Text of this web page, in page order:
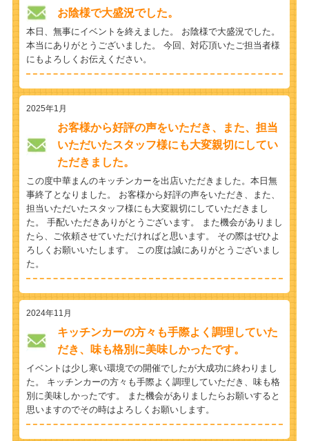
お陰様で大盛況でした。
本日、無事にイベントを終えました。 お陰様で大盛況でした。
本当にありがとうございました。 今回、対応頂いたご担当者様
にもよろしくお伝えください。
2025年1月
お客様から好評の声をいただき、また、担当
いただいたスタッフ様にも大変親切にしてい
ただきました。
この度中華まんのキッチンカーを出店いただきました。本日無
事終了となりました。 お客様から好評の声をいただき、また、
担当いただいたスタッフ様にも大変親切にしていただきまし
た。 手配いただきありがとうございます。 また機会がありまし
たら、ご依頼させていただければと思います。 その際はぜひよ
ろしくお願いいたします。 この度は誠にありがとうございまし
た。
2024年11月
キッチンカーの方々も手際よく調理していた
だき、味も格別に美味しかったです。
イベントは少し寒い環境での開催でしたが大成功に終わりまし
た。 キッチンカーの方々も手際よく調理していただき、味も格
別に美味しかったです。 また機会がありましたらお願いすると
思いますのでその時はよろしくお願いします。